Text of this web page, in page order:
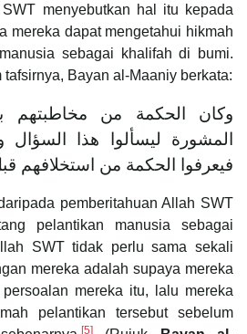
menyebutkan hal itu kepada
mereka dapat mengetahui hikmah
sebagai khalifah di bumi.
tafsirnya, Bayan al-Maaniy berkata:
وكان الحكمة من
المشورة ليسألوا هذا السؤال
فيعرفوا الحكمة من استخلافهم
pemberitahuan Allah SWT
pelantikan manusia sebagai
SWT tidak perlu sama sekali
mereka adalah supaya mereka
mereka itu, lalu mereka
pelantikan tersebut sebelum
[5]